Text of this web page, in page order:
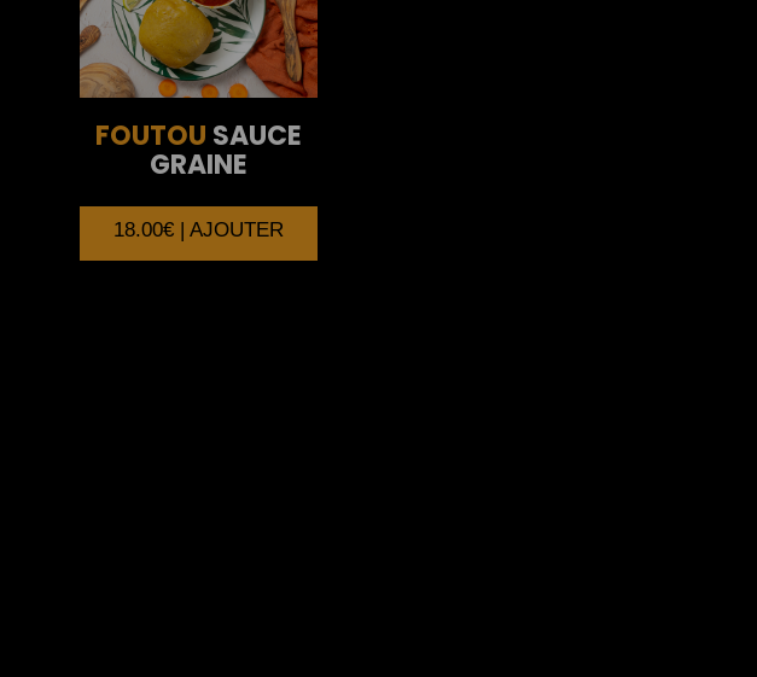
FOUTOU SAUCE
GRAINE
18.00€ | AJOUTER